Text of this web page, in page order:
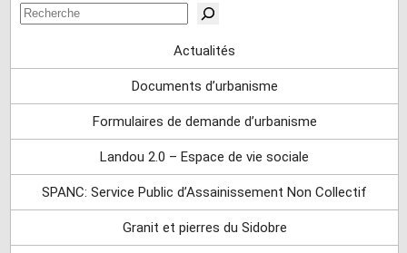
Rechercher
Actualités
Documents d’urbanisme
Formulaires de demande d’urbanisme
Landou 2.0 – Espace de vie sociale
SPANC: Service Public d’Assainissement Non Collectif
Granit et pierres du Sidobre